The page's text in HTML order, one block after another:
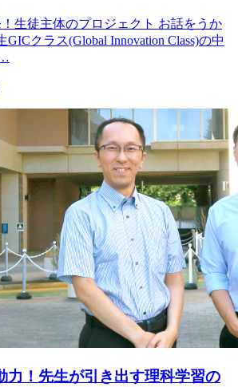
生徒主体のプロジェクト お話をうか
クラス(Global Innovation Class)の中
力！先生が引き出す理科学習の